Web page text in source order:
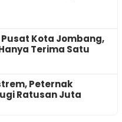
Kota Jombang,
Terima Satu
Peternak
Ratusan Juta